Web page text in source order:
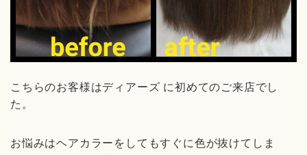
こちらのお客様はディアーズ に初めてのご来店でし
た。
お悩みはヘアカラーをしてもすぐに色が抜けてしま